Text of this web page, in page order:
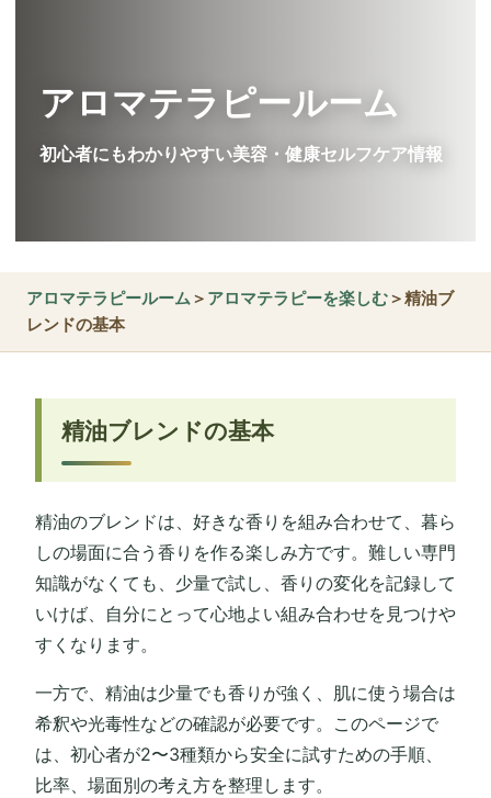
アロマテラピールーム
初心者にもわかりやすい美容・健康セルフケア情報
アロマテラピールーム＞ アロマテラピーを楽しむ＞精油ブ
レンドの基本
精油ブレンドの基本
精油のブレンドは、好きな香りを組み合わせて、暮ら
しの場面に合う香りを作る楽しみ方です。難しい専門
知識がなくても、少量で試し、香りの変化を記録して
いけば、自分にとって心地よい組み合わせを見つけや
すくなります。
一方で、精油は少量でも香りが強く、肌に使う場合は
希釈や光毒性などの確認が必要です。このページで
は、初心者が2〜3種類から安全に試すための手順、
比率、場面別の考え方を整理します。